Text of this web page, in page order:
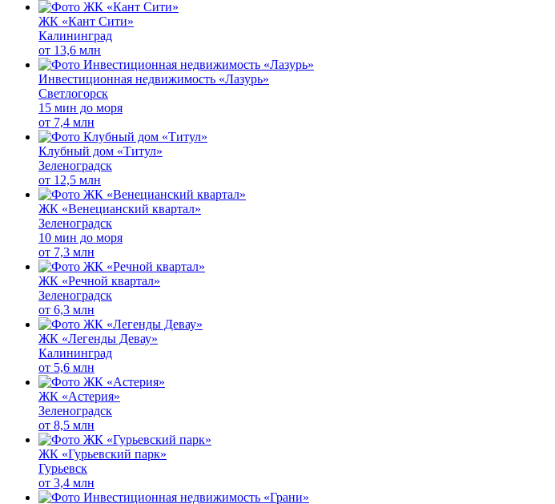
ЖК «Кант Сити»
Калининград
от 13,6 млн
Инвестиционная недвижимость «Лазурь»
Светлогорск
15 мин до моря
от 7,4 млн
Клубный дом «Титул»
Зеленоградск
от 12,5 млн
ЖК «Венецианский квартал»
Зеленоградск
10 мин до моря
от 7,3 млн
ЖК «Речной квартал»
Зеленоградск
от 6,3 млн
ЖК «Легенды Девау»
Калининград
от 5,6 млн
ЖК «Астерия»
Зеленоградск
от 8,5 млн
ЖК «Гурьевский парк»
Гурьевск
от 3,4 млн